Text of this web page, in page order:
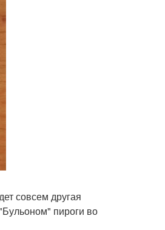
совсем другая
пироги во